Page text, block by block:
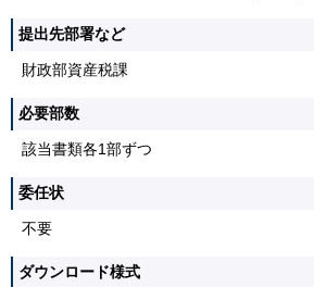
提出先部署など
財政部資産税課
必要部数
該当書類各1部ずつ
委任状
不要
ダウンロード様式